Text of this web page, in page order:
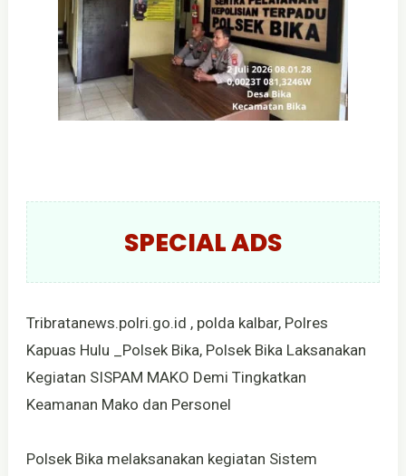
SPECIAL ADS
Tribratanews.polri.go.id , polda kalbar, Polres
Kapuas Hulu _Polsek Bika, Polsek Bika Laksanakan
Kegiatan SISPAM MAKO Demi Tingkatkan
Keamanan Mako dan Personel
Polsek Bika melaksanakan kegiatan Sistem